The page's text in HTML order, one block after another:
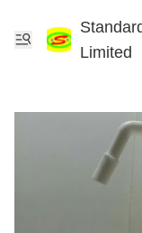
Limited